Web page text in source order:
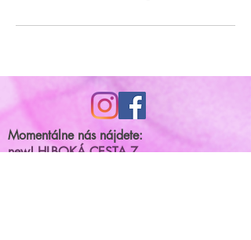
Momentálne nás nájdete:
new! HLBOKÁ CESTA 7